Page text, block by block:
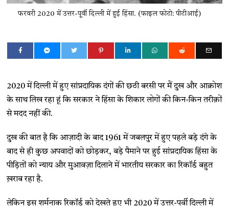
फरवरी 2020 में उत्तर-पूर्वी दिल्ली में हुई हिंसा. (फाइल फोटो: पीटीआई)
2020 में दिल्ली में हुए सांप्रदायिक दंगों की छठी बरसी पर मैं दुख और आक्रोश
के साथ लिख रहा हूं कि सरकार ने हिंसा के शिकार लोगों की किन-किन तरीक़ों
से मदद नहीं की.
दुख की बात है कि आज़ादी के बाद 1961 में जबलपुर में हुए पहले बड़े दंगे के
बाद से ही कुछ अपवादों को छोड़कर, बड़े पैमाने पर हुई सांप्रदायिक हिंसा के
पीड़ितों को न्याय और मुआवज़ा दिलाने में भारतीय सरकार का रिकॉर्ड बहुत
ख़राब रहा है.
लेकिन इस शर्मनाक रिकॉर्ड को देखते हुए भी 2020 में उत्तर-पूर्वी दिल्ली में